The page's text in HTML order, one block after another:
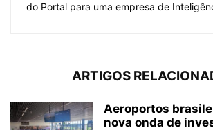
do Portal para uma empresa de
ARTIGOS
Aeroportos
nova onda de